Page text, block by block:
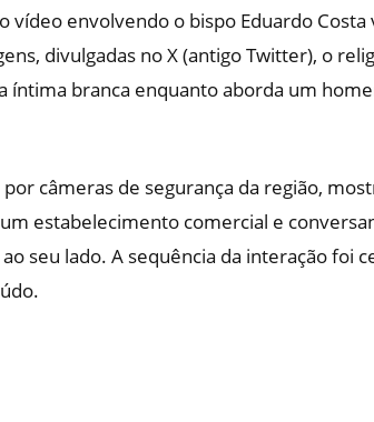
vídeo envolvendo o bispo Eduardo
divulgadas no X (antigo Twitter), o
íntima branca enquanto aborda um
câmeras de segurança da região,
estabelecimento comercial e
seu lado. A sequência da interação foi